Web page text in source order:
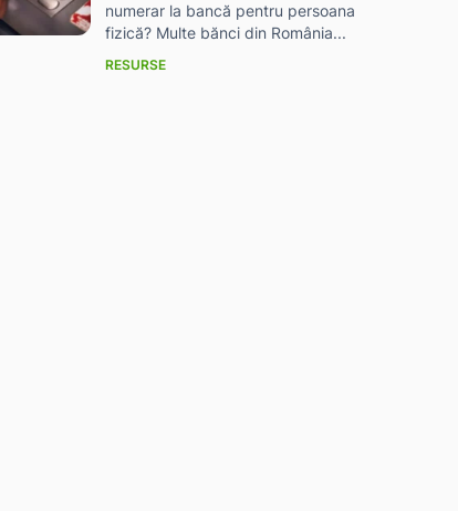
numerar la bancă pentru persoana
fizică? Multe bănci din România...
RESURSE